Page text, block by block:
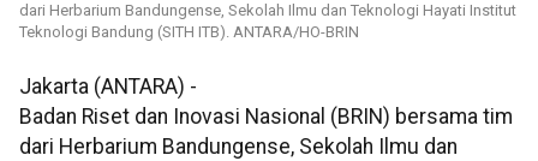
dari Herbarium Bandungense, Sekolah Ilmu dan Teknologi Hayati Institut
Teknologi Bandung (SITH ITB). ANTARA/HO-BRIN
Jakarta (ANTARA) -
Badan Riset dan Inovasi Nasional (BRIN) bersama tim
dari Herbarium Bandungense, Sekolah Ilmu dan